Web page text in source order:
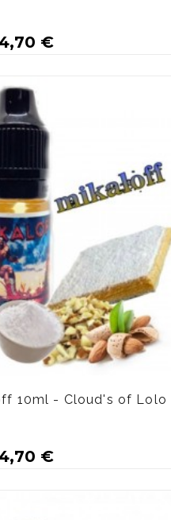
de détails
€
10ml - Cloud's of Lolo
€